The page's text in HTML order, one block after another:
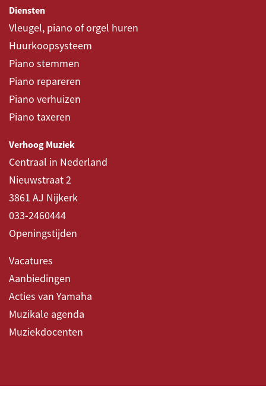
Diensten
Vleugel, piano of orgel huren
Huurkoopsysteem
Piano stemmen
Piano repareren
Piano verhuizen
Piano taxeren
Verhoog Muziek
Centraal in Nederland
Nieuwstraat 2
3861 AJ Nijkerk
033-2460444
Openingstijden
Vacatures
Aanbiedingen
Acties van Yamaha
Muzikale agenda
Muziekdocenten